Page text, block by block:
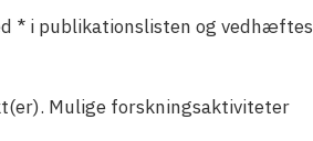
* i publikationslisten og vedhæftes
Mulige forskningsaktiviteter